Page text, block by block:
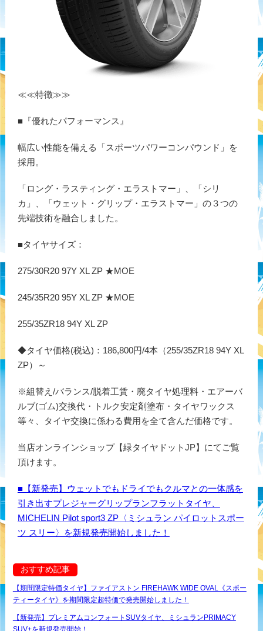
≪≪特徴≫≫
■『優れたパフォーマンス』
幅広い性能を備える「スポーツパワーコンパウンド」を
採用。
「ロング・ラスティング・エラストマー」、「シリ
カ」、「ウェット・グリップ・エラストマー」の３つの
先端技術を融合しました。
■タイヤサイズ：
275/30R20 97Y XL ZP ★MOE
245/35R20 95Y XL ZP ★MOE
255/35ZR18 94Y XL ZP
◆タイヤ価格(税込)：186,800円/4本（255/35ZR18 94Y XL
ZP）～
※組替え/バランス/脱着工賃・廃タイヤ処理料・エアーバ
ルブ(ゴム)交換代・トルク安定剤塗布・タイヤワックス
等々、タイヤ交換に係わる費用を全て含んだ価格です。
当店オンラインショップ【緑タイヤドットJP】にてご覧
頂けます。
■【新発売】ウェットでもドライでもクルマとの一体感を
引き出すプレジャーグリップランフラットタイヤ、
MICHELIN Pilot sport3 ZP〈ミシュラン パイロットスポー
ツ スリー〉を新規発売開始しました！
おすすめ記事
【期間限定特価タイヤ】ファイアストン FIREHAWK WIDE OVAL《スポー
ティータイヤ》を期間限定超特価で発売開始しました！
【新発売】プレミアムコンフォートSUVタイヤ、ミシュランPRIMACY
SUV+を新規発売開始！